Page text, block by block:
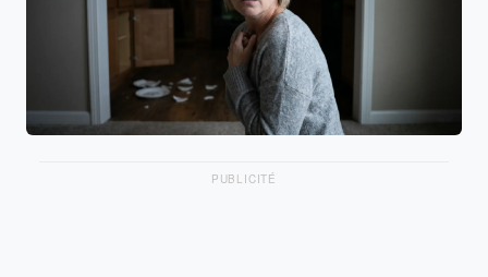
PUBLICITÉ